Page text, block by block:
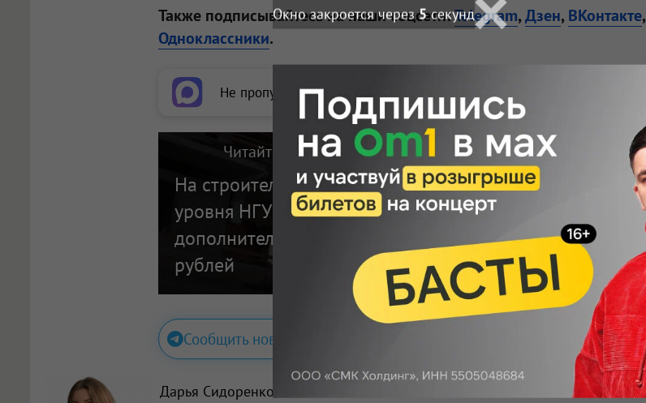
Также подписывайтесь на наши соцсети:Telegram,Дзен, ВКонтакте,
Одноклассники.
Не пропускайте важное — узнавайте первыми с Om1 в «Макс»
Читайте также на портале Om1.ru
На строительство кампуса мирового
уровня НГУ в Новосибирске
дополнительно выделят 549 млн
рублей
Сообщить новость Макс
Дарья Сидоренко
Окно закроется через4секунд